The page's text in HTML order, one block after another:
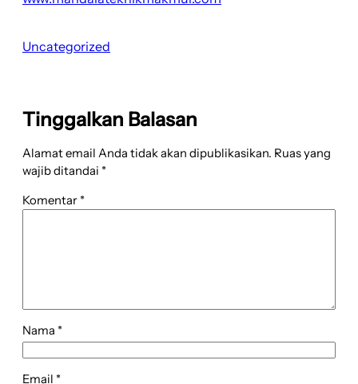
Uncategorized
Tinggalkan Balasan
Alamat email Anda tidak akan dipublikasikan. Ruas yang
wajib ditandai *
Komentar *
Nama *
Email *